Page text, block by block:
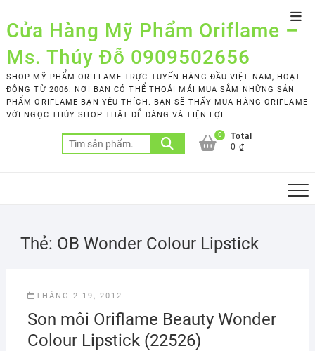
to
content
Cửa Hàng Mỹ Phẩm Oriflame –
Ms. Thúy Đỗ 0909502656
SHOP MỸ PHẨM ORIFLAME TRỰC TUYẾN HÀNG ĐẦU VIỆT NAM, HOẠT
ĐỘNG TỪ 2006. NƠI BẠN CÓ THỂ THOẢI MÁI MUA SẮM NHỮNG SẢN
PHẨM ORIFLAME BẠN YÊU THÍCH. BẠN SẼ THẤY MUA HÀNG ORIFLAME
VỚI NGỌC THÚY SHOP THẬT DỄ DÀNG VÀ TIỆN LỢI
Tìm
kiếm:
0
Total
0 ₫
Thẻ: OB Wonder Colour Lipstick
THÁNG 2 19, 2012
Son môi Oriflame Beauty Wonder
Colour Lipstick (22526)